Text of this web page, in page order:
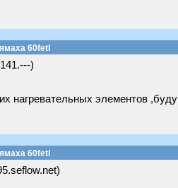
60fetl
)
нагревательных элементов
60fetl